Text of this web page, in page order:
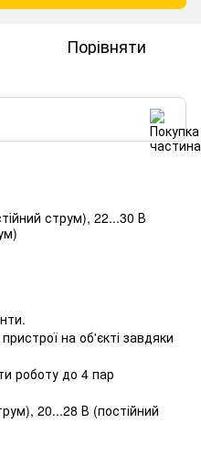
Порівняти
струм), 22...30 В
на об'єкті завдяки
роботу до 4 пар
20...28 В (постійний